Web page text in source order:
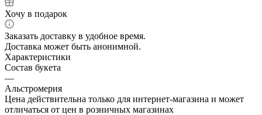
Хочу в подарок
Заказать доставку в удобное время.
Доставка может быть анонимной.
Характеристики
Состав букета
—
Альстромерия
Цена действительна только для интернет-магазина и может
отличаться от цен в розничных магазинах